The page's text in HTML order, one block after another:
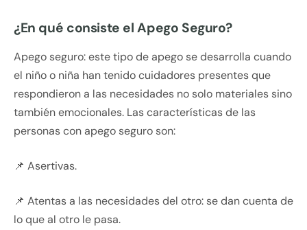
¿En qué consiste el Apego Seguro?
Apego seguro: este tipo de apego se desarrolla cuando
el niño o niña han tenido cuidadores presentes que
respondieron a las necesidades no solo materiales sino
también emocionales. Las características de las
personas con apego seguro son:
📌 Asertivas.
📌 Atentas a las necesidades del otro: se dan cuenta de
lo que al otro le pasa.